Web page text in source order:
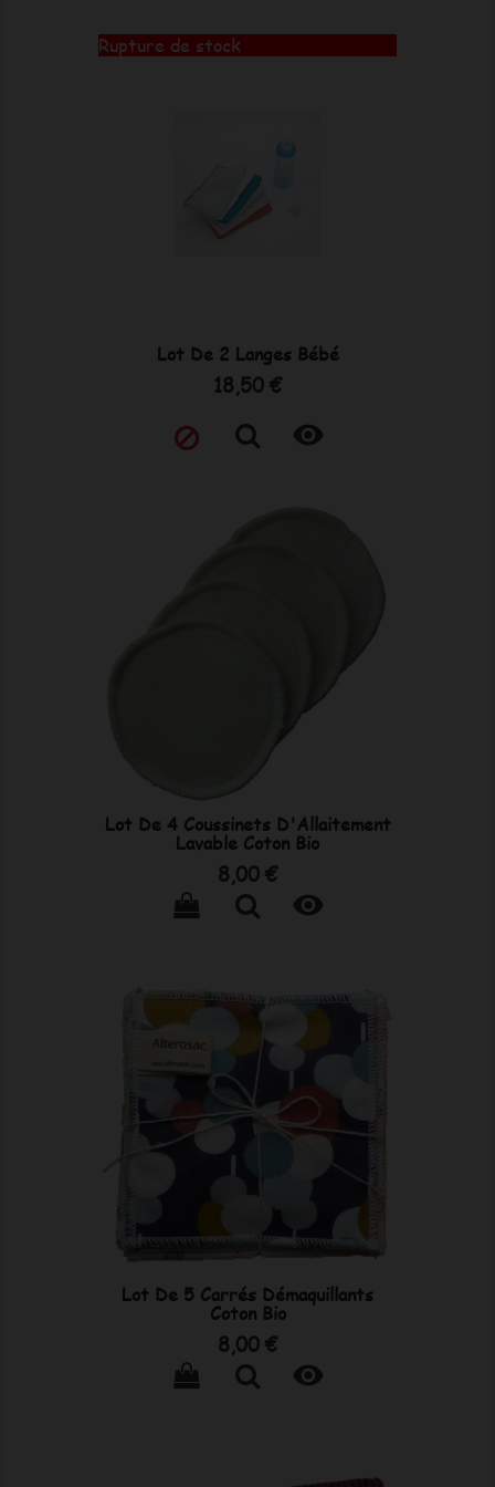
Rupture de stock
Lot De 2 Langes Bébé
Prix
18,50 €

Lot De 4 Coussinets D'Allaitement
Lavable Coton Bio
Prix
8,00 €

Lot De 5 Carrés Démaquillants
Coton Bio
Prix
8,00 €
